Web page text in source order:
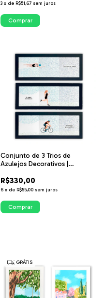
3 x de R$51,67 sem juros
Comprar
Conjunto de 3 Trios de
Azulejos Decorativos |
na Horizontal | ITsLEJO
R$330,00
6 x de R$55,00 sem juros
Comprar
GRÁTIS